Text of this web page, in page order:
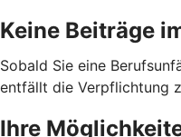
Keine Beiträge
Sobald Sie eine
entfällt die Verpflichtung
Ihre